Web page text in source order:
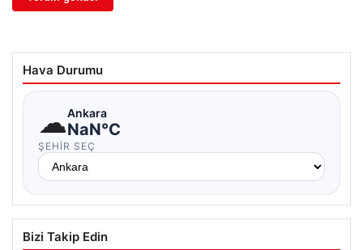
Hava Durumu
☁Ankara
NaN°C
ŞEHIR SEÇ
Bizi Takip Edin